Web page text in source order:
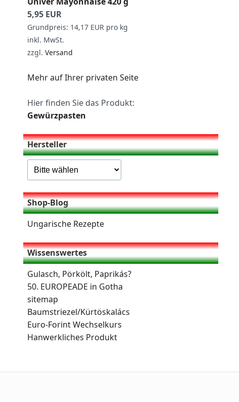
5,95 EUR
Grundpreis: 14,17 EUR pro kg
inkl. MwSt.
zzgl. Versand
Mehr auf Ihrer privaten Seite
Hier finden Sie das Produkt:
Gewürzpasten
Hersteller
Shop-Blog
Ungarische Rezepte
Wissenswertes
Gulasch, Pörkölt, Paprikás?
50. EUROPEADE in Gotha
sitemap
Baumstriezel/Kürtöskalács
Euro-Forint Wechselkurs
Hanwerkliches Produkt